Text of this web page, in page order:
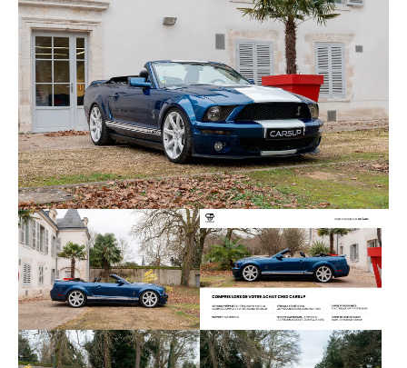
L’ensemble des consommables est en bon état, et
aucun frais n’est à prévoir. On notera la rareté de
cette GT500, en seulement 423 exemplaires dans
cette livrée. Voici les options et équipements dont
dispose ce modèle :
Shaker 500, chargeur 6 cd
Jantes 20" blanches
Climatisation.
Siège conducteur électrique.
Caméra de recul.
Sellerie cuir.
Fermeture centralisée
GPS Autoradio